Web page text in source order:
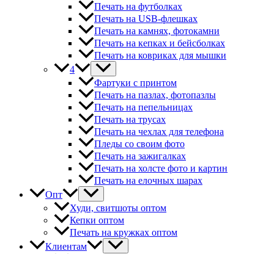
Печать на футболках
Печать на USB-флешках
Печать на камнях, фотокамни
Печать на кепках и бейсболках
Печать на ковриках для мышки
4
Фартуки с принтом
Печать на пазлах, фотопазлы
Печать на пепельницах
Печать на трусах
Печать на чехлах для телефона
Пледы со своим фото
Печать на зажигалках
Печать на холсте фото и картин
Печать на елочных шарах
Опт
Худи, свитшоты оптом
Кепки оптом
Печать на кружках оптом
Клиентам